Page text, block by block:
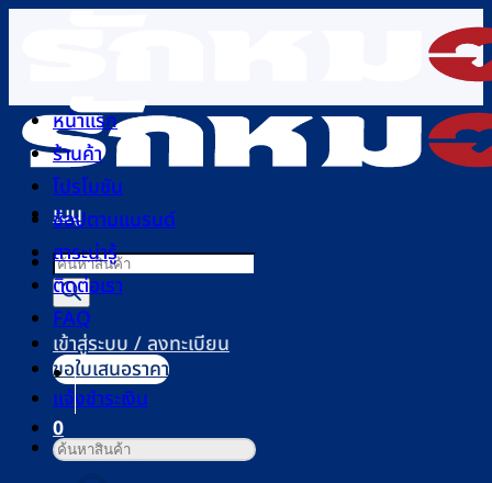
เนื้อหา
เมนู
Products
search
เข้าสู่ระบบ / ลงทะเบียน
0
ตะกร้าสินค้า
หน้าแรก
ร้านค้า
โปรโมชัน
ช้อปตามแบรนด์
สาระน่ารู้
ติดต่อเรา
FAQ
ขอใบเสนอราคา
แจ้งชำระเงิน
ค้นหา: